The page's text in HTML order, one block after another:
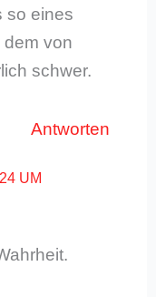
so eines
dem von
schwer.
Antworten
UM